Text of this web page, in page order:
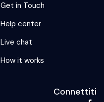
Get in Touch
Help center
Live chat
How it works
Connettiti